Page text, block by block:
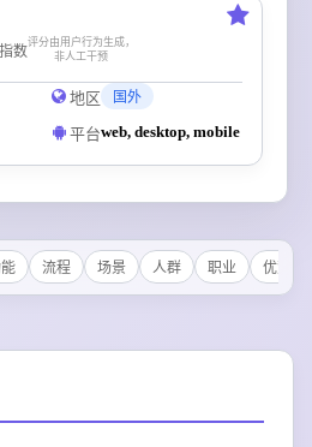
数
评分由用户行为生成，
非人工干预
地区 国外
平台web, desktop, mobile
流程 场景 人群 职业 优势